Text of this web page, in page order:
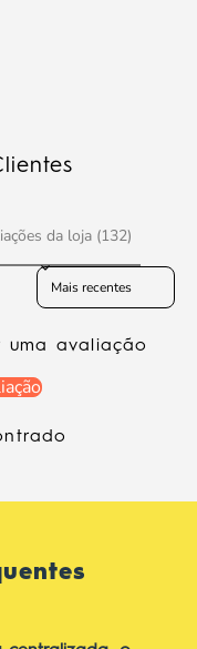
da loja (132)
Sort reviews by
uma avaliação